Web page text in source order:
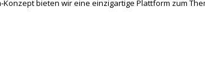
bieten wir eine einzigartige Plattform zum